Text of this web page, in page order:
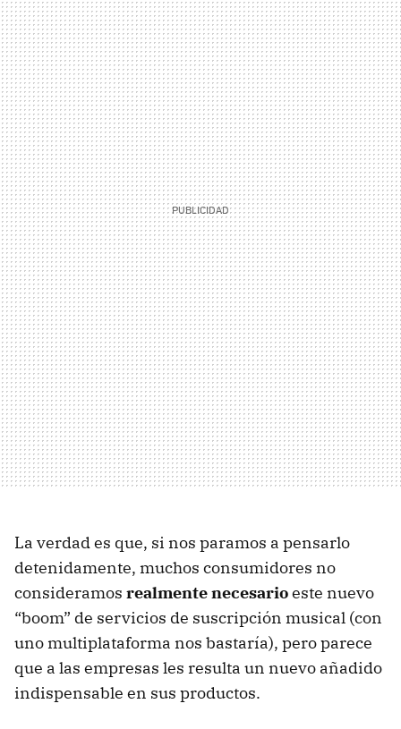
La verdad es que, si nos paramos a pensarlo
detenidamente, muchos consumidores no
consideramos realmente necesarioeste nuevo
“boom” de servicios de suscripción musical (con
uno multiplataforma nos bastaría), pero parece
que a las empresas les resulta un nuevo añadido
indispensable en sus productos.